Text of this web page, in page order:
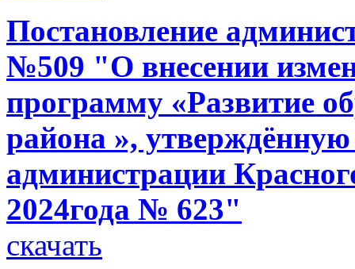
Постановление
№509 "О внесении
программу «Развитие
района »,
администрации
2024года № 623"
скачать